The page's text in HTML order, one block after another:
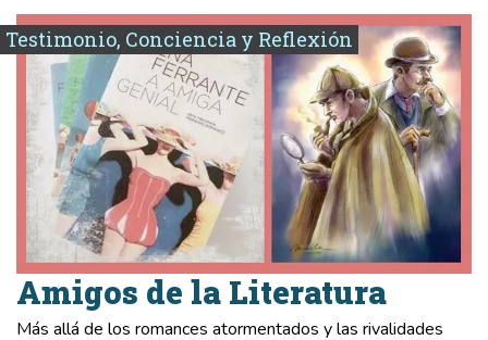
Testimonio, Conciencia y Reflexión
Amigos de la Literatura
Más allá de los romances atormentados y las rivalidades